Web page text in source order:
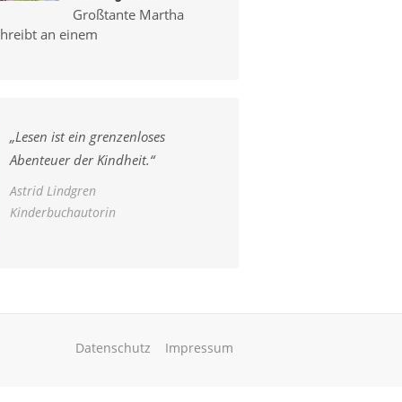
Großtante Martha
an einem
„Lesen ist ein grenzenloses
Abenteuer der Kindheit.“
Astrid Lindgren
Kinderbuchautorin
Datenschutz Impressum